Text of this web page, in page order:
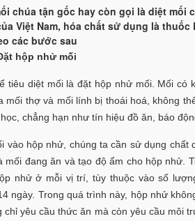
chúa tận gốc hay còn gọi là diệt
Việt Nam, hóa chất sử dụng là
các bước sau
hộp nhử mối
tiêu diệt mối là đặt hộp nhử mối. Mối có
mối thợ và mối lính bị thoái hoá, không
chẳng hạn như tín hiệu đồ ăn, báo
vào hộp nhử, chúng ta cần sử dụng
mối đang ăn và tạo độ ẩm cho hộp nhử.
nhử ở mỗi vị trí, tùy thuộc vào số
ngày. Trong quá trình này, hộp nhử
chỉ yêu cầu thức ăn mà còn yêu cầu môi